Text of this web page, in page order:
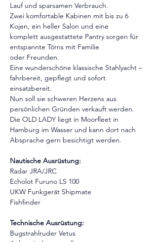
Lauf und sparsamen Verbrauch.
Zwei komfortable Kabinen mit bis zu 6
Kojen, ein heller Salon und eine
komplett ausgestattete Pantry sorgen für
entspannte Törns mit Familie
oder Freunden.
Eine wunderschöne klassische Stahlyacht –
fahrbereit, gepflegt und sofort
einsatzbereit.
Nun soll sie schweren Herzens aus
persönlichen Gründen verkauft werden.
Die OLD LADY liegt in Moorfleet in
Hamburg im Wasser und kann dort nach
Absprache gern besichtigt werden.
Nautische Ausrüstung:
Radar JRA/JRC
Echolot Furuno LS 100
UKW Funkgerät Shipmate
Fishfinder
Technische Ausrüstung:
Bugstrahlruder Vetus